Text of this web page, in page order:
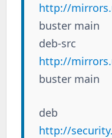
http://
buster main
deb-src
http://
buster main
deb
http://